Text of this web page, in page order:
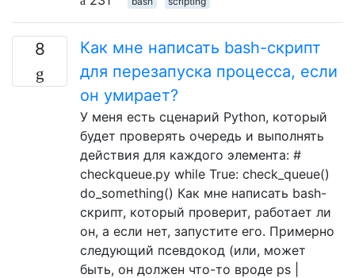
8
Как мне написать bash-скрипт
для перезапуска процесса, если
он умирает?
У меня есть сценарий Python, который
будет проверять очередь и выполнять
действия для каждого элемента: #
checkqueue.py while True: check_queue()
do_something() Как мне написать bash-
скрипт, который проверит, работает ли
он, а если нет, запустите его. Примерно
следующий псевдокод (или, может
быть, он должен что-то вроде ps |